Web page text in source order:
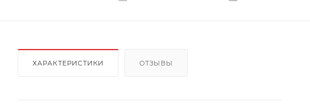
ХАРАКТЕРИСТИКИ ОТЗЫВЫ